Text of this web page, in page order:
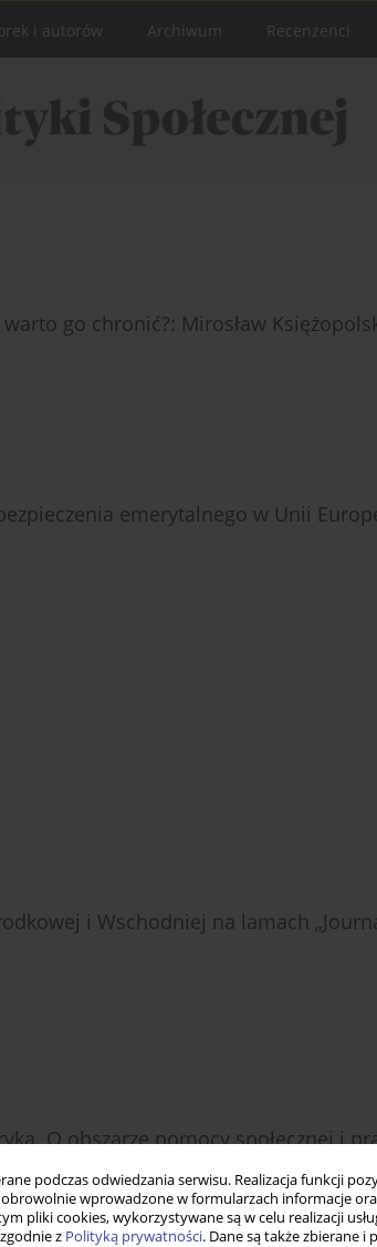
podczas odwiedzania serwisu. Realizacja funkcji
wprowadzone w formularzach informacje
pliki cookies, wykorzystywane są w celu realizacji
z Polityką prywatności. Dane są także zbierane i
i autorów Archiwum Recenzenci
go chronić?: Mirosław
emerytalnego w Unii
i Wschodniej na lamach
O obszarze pomocy społecznej i
K. Piątek (red), Państwo
modelu polityki
hiszpańskie zmagania z bezrobociem